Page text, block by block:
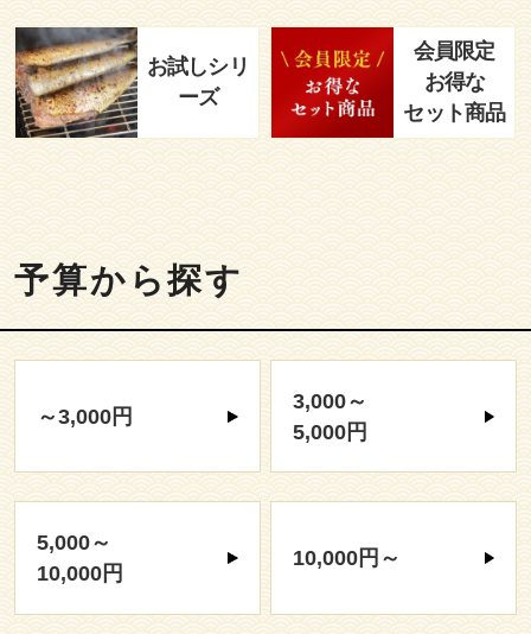
お試しシリ
ーズ
会員限定
お得な
セット商品
予算から探す
～3,000円
3,000～
5,000円
5,000～
10,000円
10,000円～